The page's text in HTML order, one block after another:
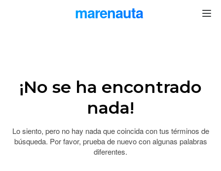
marenauta
¡No se ha encontrado
nada!
Lo siento, pero no hay nada que coincida con tus términos de
búsqueda. Por favor, prueba de nuevo con algunas palabras
diferentes.